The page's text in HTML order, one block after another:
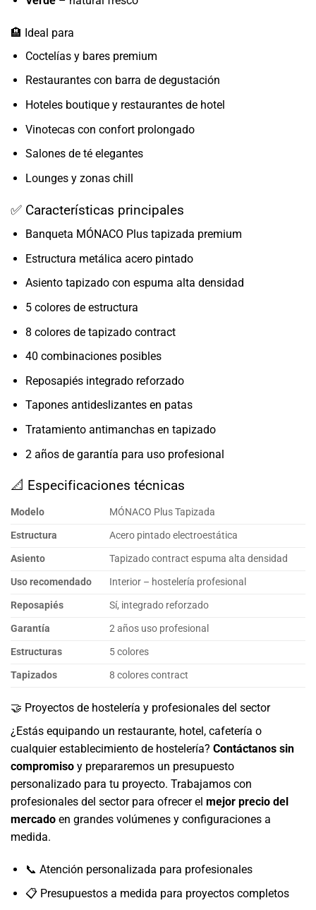
🏨 Ideal para
Coctelías y bares premium
Restaurantes con barra de degustación
Hoteles boutique y restaurantes de hotel
Vinotecas con confort prolongado
Salones de té elegantes
Lounges y zonas chill
✅ Características principales
Banqueta MÓNACO Plus tapizada premium
Estructura metálica acero pintado
Asiento tapizado con espuma alta densidad
5 colores de estructura
8 colores de tapizado contract
40 combinaciones posibles
Reposapiés integrado reforzado
Tapones antideslizantes en patas
Tratamiento antimanchas en tapizado
2 años de garantía para uso profesional
📐 Especificaciones técnicas
Modelo
MÓNACO Plus Tapizada
Estructura
Acero pintado electroestática
Asiento
Tapizado contract espuma alta densidad
Uso recomendado
Interior – hostelería profesional
Reposapiés
Sí, integrado reforzado
Garantía
2 años uso profesional
Estructuras
5 colores
Tapizados
8 colores contract
🤝 Proyectos de hostelería y profesionales del sector
¿Estás equipando un restaurante, hotel, cafetería o
cualquier establecimiento de hostelería? Contáctanos sin
compromiso y prepararemos un presupuesto
personalizado para tu proyecto. Trabajamos con
profesionales del sector para ofrecer el mejor precio del
mercado en grandes volúmenes y configuraciones a
medida.
📞 Atención personalizada para profesionales
📋 Presupuestos a medida para proyectos completos